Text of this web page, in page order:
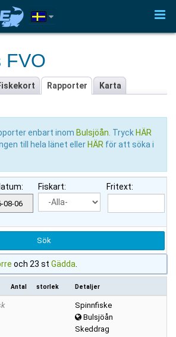
FVO
Rapporter
Karta
enbart inom Bulsjöån . Tryck HÄR
till hela länet eller HÄR för att söka i
Fiskart: Fritext:
och 23 st Gädda
Antal storlek Detaljer
Spinnfiske
Bulsjöån
Skeddrag